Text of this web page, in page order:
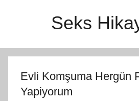
Seks
Evli Komşuma Hergün
Yapiyorum